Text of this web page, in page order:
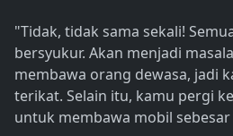
"Tidak, tidak sama sekali!
bersyukur. Akan menjadi
membawa orang dewasa, jadi
terikat. Selain itu, kamu pergi
untuk membawa mobil sebesar